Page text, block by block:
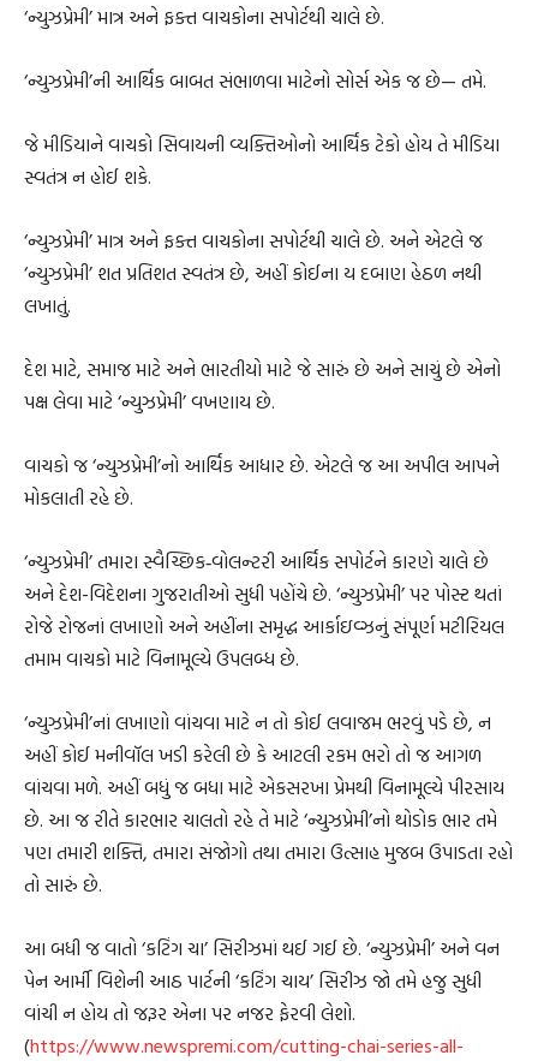
‘ન્યુઝપ્રેમી’ માત્ર અને ફક્ત વાચકોના સપોર્ટથી ચાલે છે.
‘ન્યુઝપ્રેમી’ની આર્થિક બાબત સંભાળવા માટેનો સોર્સ એક જ છે— તમે.
જે મીડિયાને વાચકો સિવાયની વ્યક્તિઓનો આર્થિક ટેકો હોય તે મીડિયા
સ્વતંત્ર ન હોઈ શકે.
‘ન્યુઝપ્રેમી’ માત્ર અને ફક્ત વાચકોના સપોર્ટથી ચાલે છે. અને એટલે જ
‘ન્યુઝપ્રેમી’ શત પ્રતિશત સ્વતંત્ર છે, અહીં કોઈના ય દબાણ હેઠળ નથી
લખાતું.
દેશ માટે, સમાજ માટે અને ભારતીયો માટે જે સારું છે અને સાચું છે એનો
પક્ષ લેવા માટે ‘ન્યુઝપ્રેમી’ વખણાય છે.
વાચકો જ ‘ન્યુઝપ્રેમી’નો આર્થિક આધાર છે. એટલે જ આ અપીલ આપને
મોકલાતી રહે છે.
‘ન્યુઝપ્રેમી’ તમારા સ્વૈચ્છિક‐વોલન્ટરી આર્થિક સપોર્ટને કારણે ચાલે છે
અને દેશ-વિદેશના ગુજરાતીઓ સુધી પહોંચે છે. ‘ન્યુઝપ્રેમી’ પર પોસ્ટ થતાં
રોજે રોજનાં લખાણો અને અહીંના સમૃદ્ધ આર્કાઇવ્ઝનું સંપૂર્ણ મટીરિયલ
તમામ વાચકો માટે વિનામૂલ્યે ઉપલબ્ધ છે.
‘ન્યુઝપ્રેમી’નાં લખાણો વાંચવા માટે ન તો કોઈ લવાજમ ભરવું પડે છે, ન
અહીં કોઈ મનીવૉલ ખડી કરેલી છે કે આટલી રકમ ભરો તો જ આગળ
વાંચવા મળે. અહીં બધું જ બધા માટે એકસરખા પ્રેમથી વિનામૂલ્યે પીરસાય
છે. આ જ રીતે કારભાર ચાલતો રહે તે માટે ‘ન્યુઝપ્રેમી’નો થોડોક ભાર તમે
પણ તમારી શક્તિ, તમારા સંજોગો તથા તમારા ઉત્સાહ મુજબ ઉપાડતા રહો
તો સારું છે.
આ બધી જ વાતો ‘કટિંગ ચા’ સિરીઝમાં થઈ ગઈ છે. ‘ન્યુઝપ્રેમી’ અને વન
પેન આર્મી વિશેની આઠ પાર્ટની ‘કટિંગ ચાય’ સિરીઝ જો તમે હજુ સુધી
વાંચી ન હોય તો જરૂર એના પર નજર ફેરવી લેશો.
(https://www.newspremi.com/cutting-chai-series-all-